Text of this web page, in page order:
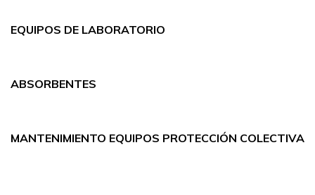
EQUIPOS DE LABORATORIO
ABSORBENTES
MANTENIMIENTO EQUIPOS PROTECCIÓN COLECTIVA